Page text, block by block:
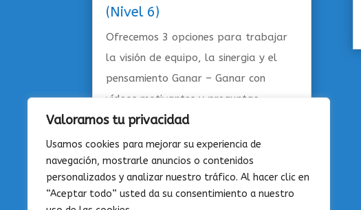
Valoramos tu privacidad
Usamos cookies para mejorar su experiencia de
navegación, mostrarle anuncios o contenidos
personalizados y analizar nuestro tráfico. Al hacer clic en
“Aceptar todo” usted da su consentimiento a nuestro
(Nivel 6)
Ofrecemos 3 opciones para trabajar
la visión de equipo, la sinergia y el
pensamiento Ganar – Ganar con
vídeos motivantes y preguntas
sugeridas.